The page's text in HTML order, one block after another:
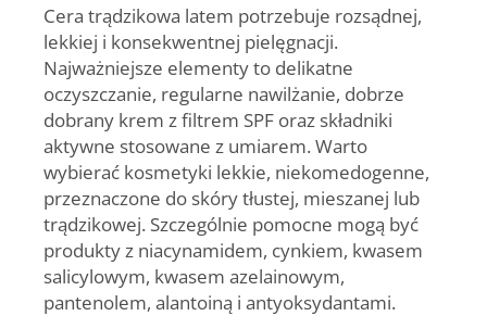
Cera trądzikowa latem potrzebuje rozsądnej,
lekkiej i konsekwentnej pielęgnacji.
Najważniejsze elementy to delikatne
oczyszczanie, regularne nawilżanie, dobrze
dobrany krem z filtrem SPF oraz składniki
aktywne stosowane z umiarem. Warto
wybierać kosmetyki lekkie, niekomedogenne,
przeznaczone do skóry tłustej, mieszanej lub
trądzikowej. Szczególnie pomocne mogą być
produkty z niacynamidem, cynkiem, kwasem
salicylowym, kwasem azelainowym,
pantenolem, alantoiną i antyoksydantami.